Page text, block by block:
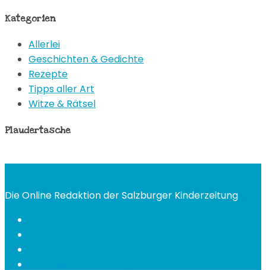
Kategorien
Allerlei
Geschichten & Gedichte
Rezepte
Tipps aller Art
Witze & Rätsel
Plaudertasche
Die Online Redaktion der Salzburger Kinderzeitung